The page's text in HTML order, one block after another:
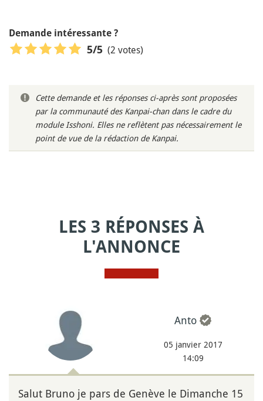
Demande intéressante ?
5/5 (2 votes)
Cette demande et les réponses ci-après sont proposées
par la communauté des Kanpai-chan dans le cadre du
module Isshoni. Elles ne reflètent pas nécessairement le
point de vue de la rédaction de Kanpai.
LES 3 RÉPONSES À
L'ANNONCE
Anto
05 janvier 2017
14:09
Salut Bruno je pars de Genève le Dimanche 15